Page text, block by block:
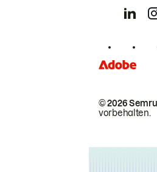
© 2026
vorbehalten.